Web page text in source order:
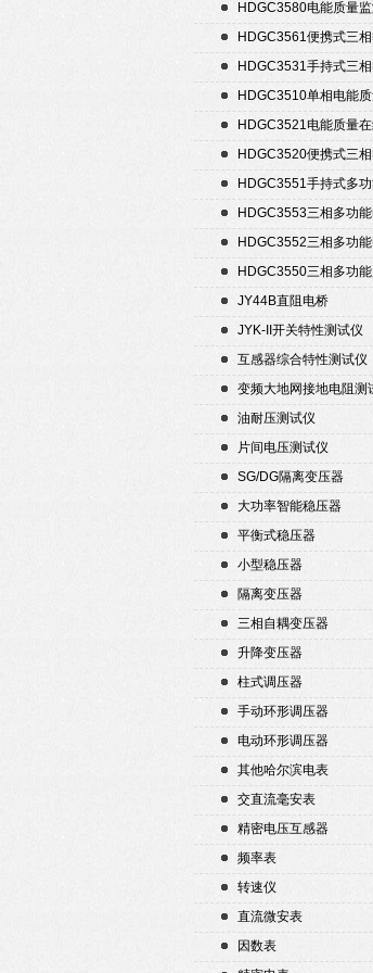
置
HDGC3580电能质量
HDGC3561便携式三
析仪
HDGC3531手持式三
析仪
HDGC3510单相电能
HDGC3521电能质量
HDGC3520便携式三
仪
HDGC3551手持式多
仪
HDGC3553三相多功
装置
HDGC3552三相多功
装置
HDGC3550三相多功
JY44B直阻电桥
JYK-II开关特性测试仪
互感器综合特性测试仪
变频大地网接地电阻测
油耐压测试仪
片间电压测试仪
SG/DG隔离变压器
大功率智能稳压器
平衡式稳压器
小型稳压器
隔离变压器
三相自耦变压器
升降变压器
柱式调压器
手动环形调压器
电动环形调压器
其他哈尔滨电表
交直流毫安表
精密电压互感器
频率表
转速仪
直流微安表
因数表